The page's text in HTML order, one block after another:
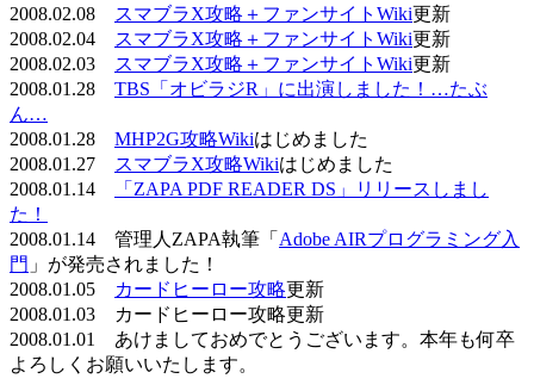
2008.02.08
スマブラX攻略＋ファンサイトWiki更新
2008.02.04
スマブラX攻略＋ファンサイトWiki更新
2008.02.03
スマブラX攻略＋ファンサイトWiki更新
2008.01.28 TBS「オビラジR」に出演しました！…たぶ
ん…
2008.01.28 MHP2G攻略Wikiはじめました
2008.01.27
スマブラX攻略Wikiはじめました
2008.01.14
「ZAPA PDF READER DS」リリースしまし
た！
2008.01.14 管理人ZAPA執筆「 Adobe AIRプログラミング入
門 」が発売されました！
2008.01.05
カードヒーロー攻略更新
2008.01.03 カードヒーロー攻略更新
2008.01.01 あけましておめでとうございます。本年も何卒
よろしくお願いいたします。